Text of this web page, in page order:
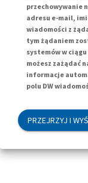
przechowywanie
adresu e-mail,
wiadomości z
tym żądaniem
systemów w
możesz zażądać
informacje
polu DW
PRZEJRZYJ I